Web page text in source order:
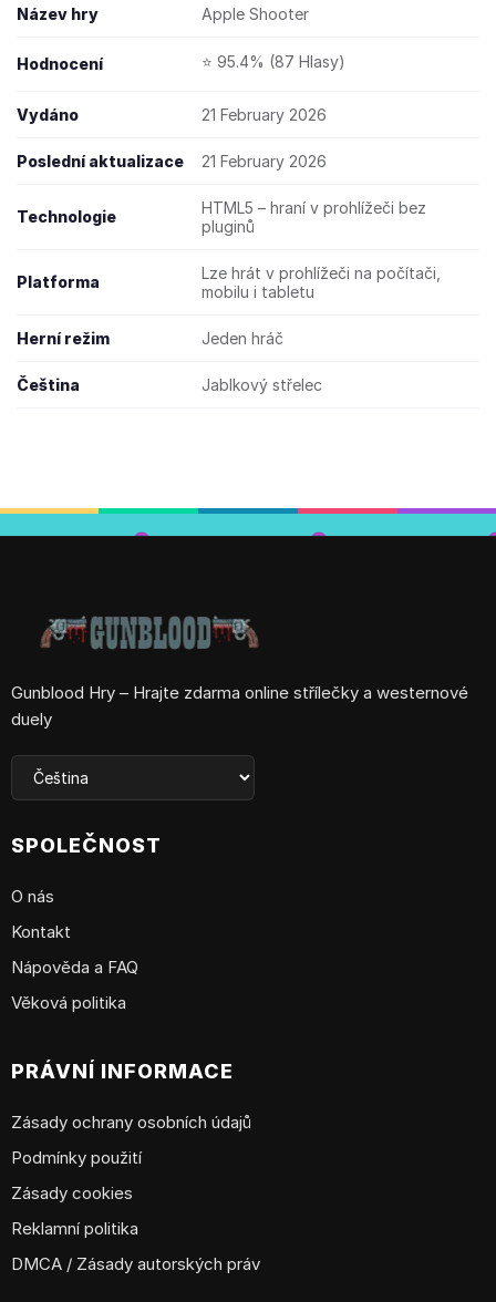
Název hry Apple Shooter
Hodnocení ⭐ 95.4% (87 Hlasy)
Vydáno 21 February 2026
Poslední aktualizace 21 February 2026
Technologie
HTML5 – hraní v prohlížeči bez
pluginů
Platforma
Lze hrát v prohlížeči na počítači,
mobilu i tabletu
Herní režim Jeden hráč
Čeština Jablkový střelec
Gunblood Hry – Hrajte zdarma online střílečky a westernové
duely
SPOLEČNOST
O nás
Kontakt
Nápověda a FAQ
Věková politika
PRÁVNÍ INFORMACE
Zásady ochrany osobních údajů
Podmínky použití
Zásady cookies
Reklamní politika
DMCA / Zásady autorských práv